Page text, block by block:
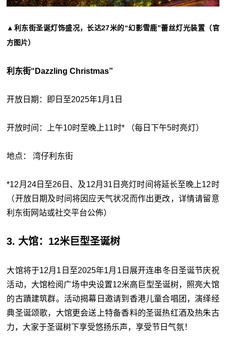
▲利东街圣诞灯饰盛况，长达27米的“幻影雪鹿”蕾丝灯光装置（官
方图片）
利东街“Dazzling Christmas”
开放日期：即日至2025年1月1日
开放时间：上午10时至晚上11时* （每日下午5时亮灯）
地点： 湾仔利东街
*12月24日至26日、及12月31日亮灯时间将延长至晚上12时
（开放日期及时间将因应天气状况而作出更改，详情请留意
利东街网站或社交平台公佈）
3. 大馆：12米巨型圣诞树
大馆将于12月1日至2025年1月1日展开连串冬日圣诞节庆祝
活动，大馆检阅广场中央设置12米高巨型圣诞树，照亮大馆
的古蹟建筑群。活动揭幕日邀请到香港儿童合唱团，演绎经
典圣诞颂歌，大馆更会送上特备香料的圣诞热红酒及热朱古
力，大家于圣诞树下享受悠扬乐声，享受节日气氛！